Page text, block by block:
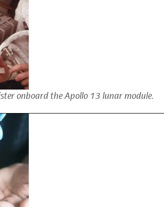
onboard the Apollo 13 lunar module.